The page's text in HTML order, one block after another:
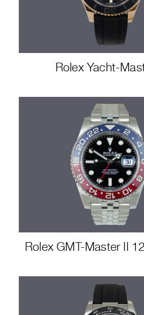
Rolex Yacht-
Rolex GMT-Master II